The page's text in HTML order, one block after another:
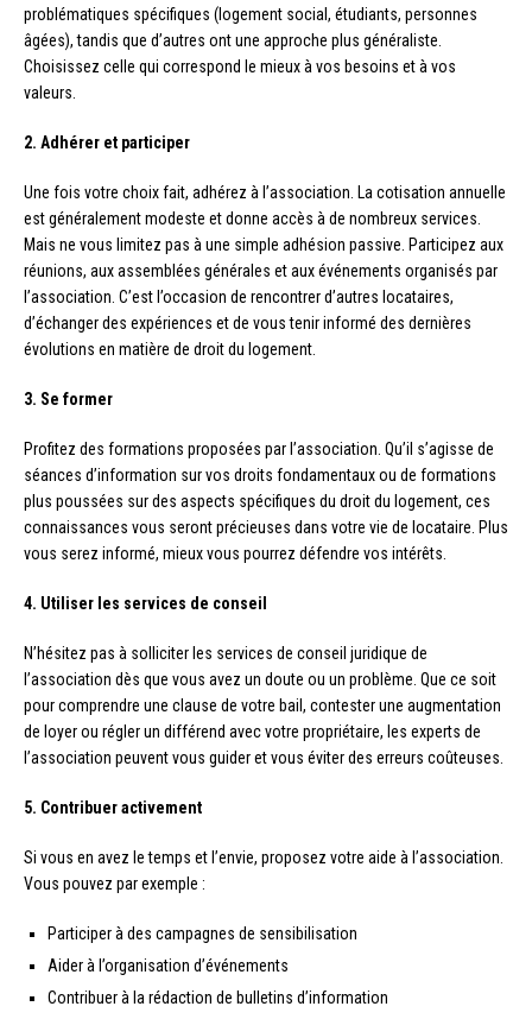
problématiques spécifiques (logement social, étudiants, personnes
âgées), tandis que d’autres ont une approche plus généraliste.
Choisissez celle qui correspond le mieux à vos besoins et à vos
valeurs.
2. Adhérer et participer
Une fois votre choix fait, adhérez à l’association. La cotisation annuelle
est généralement modeste et donne accès à de nombreux services.
Mais ne vous limitez pas à une simple adhésion passive. Participez aux
réunions, aux assemblées générales et aux événements organisés par
l’association. C’est l’occasion de rencontrer d’autres locataires,
d’échanger des expériences et de vous tenir informé des dernières
évolutions en matière de droit du logement.
3. Se former
Profitez des formations proposées par l’association. Qu’il s’agisse de
séances d’information sur vos droits fondamentaux ou de formations
plus poussées sur des aspects spécifiques du droit du logement, ces
connaissances vous seront précieuses dans votre vie de locataire. Plus
vous serez informé, mieux vous pourrez défendre vos intérêts.
4. Utiliser les services de conseil
N’hésitez pas à solliciter les services de conseil juridique de
l’association dès que vous avez un doute ou un problème. Que ce soit
pour comprendre une clause de votre bail, contester une augmentation
de loyer ou régler un différend avec votre propriétaire, les experts de
l’association peuvent vous guider et vous éviter des erreurs coûteuses.
5. Contribuer activement
Si vous en avez le temps et l’envie, proposez votre aide à l’association.
Vous pouvez par exemple :
Participer à des campagnes de sensibilisation
Aider à l’organisation d’événements
Contribuer à la rédaction de bulletins d’information